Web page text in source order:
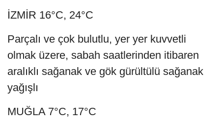
İZMİR 16°C, 24°C
Parçalı ve çok bulutlu, yer yer kuvvetli
olmak üzere, sabah saatlerinden itibaren
aralıklı sağanak ve gök gürültülü sağanak
yağışlı
MUĞLA 7°C, 17°C